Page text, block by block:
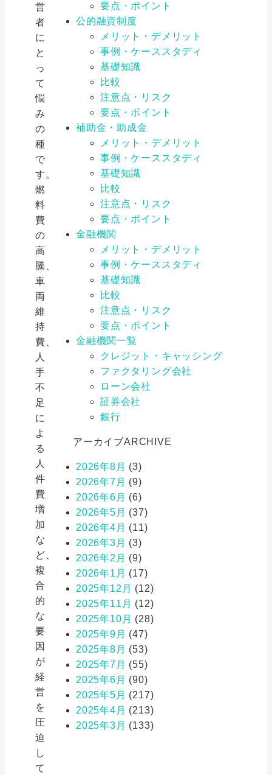
営
者
に
と
っ
て
悩
み
の
種
で
す。
燃
料
費
の
高
騰、
車
両
維
持
費、
人
手
不
足
に
よ
る
人
件
費
増
加
な
ど、
複
合
的
な
要
因
が
経
営
を
圧
迫
し
て
要点・ポイント
公的融資制度
メリット・デメリット
事例・ケーススタディ
基礎知識
比較
注意点・リスク
要点・ポイント
補助金・助成金
メリット・デメリット
事例・ケーススタディ
基礎知識
比較
注意点・リスク
要点・ポイント
金融機関
メリット・デメリット
事例・ケーススタディ
基礎知識
比較
注意点・リスク
要点・ポイント
金融機関一覧
クレジット・キャッシング
ファクタリング会社
ローン会社
証券会社
銀行
アーカイブARCHIVE
2026年8月 (3)
2026年7月 (9)
2026年6月 (6)
2026年5月 (37)
2026年4月 (11)
2026年3月 (3)
2026年2月 (9)
2026年1月 (17)
2025年12月 (12)
2025年11月 (12)
2025年10月 (28)
2025年9月 (47)
2025年8月 (53)
2025年7月 (55)
2025年6月 (90)
2025年5月 (217)
2025年4月 (213)
2025年3月 (133)